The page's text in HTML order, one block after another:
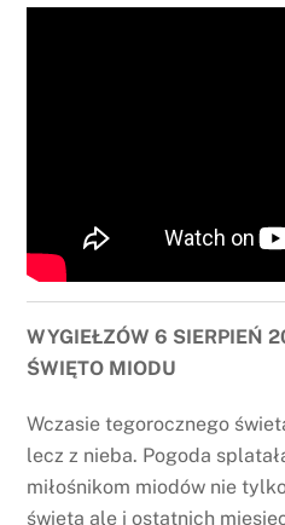
WYGIEŁZÓW 6 SIERPIEŃ
ŚWIĘTO MIODU
Wczasie tegorocznego
lecz z nieba. Pogoda
miłośnikom miodów nie
święta ale i ostatnich